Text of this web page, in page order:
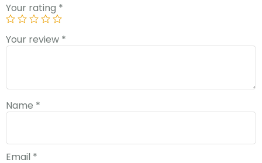
Your rating *
Your review *
Name *
Email *